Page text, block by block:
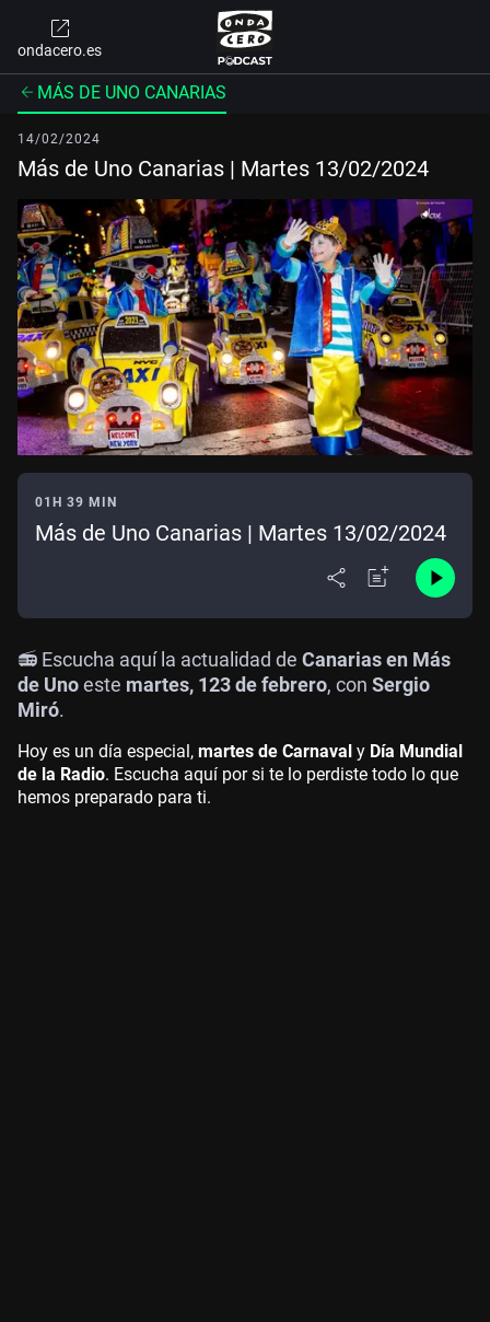
ondacero.es
MÁS DE UNO CANARIAS
14/02/2024
Más de Uno Canarias | Martes 13/02/2024
01H 39 MIN
Más de Uno Canarias | Martes 13/02/2024
📻 Escucha aquí la actualidad de Canarias en Más
de Unoeste martes, 123 de febrero, con Sergio
Miró.
Hoy es un día especial, martes de Carnaval y Día Mundial
de la Radio. Escucha aquí por si te lo perdiste todo lo que
hemos preparado para ti.